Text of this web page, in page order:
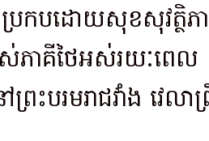
រកបដោយសុខសុវត្ថិភ
ស់ភាគីថៃអស់រយៈពេ
រះបរមរាជវាំង វេលា